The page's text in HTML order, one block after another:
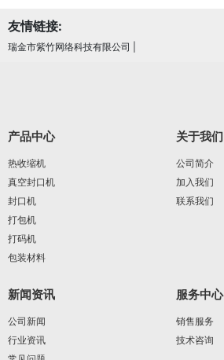
友情链接:
瑞金市紫竹网络科技有限公司
产品中心
热收缩机
真空封口机
封口机
打包机
打码机
包装材料
关于我们
公司简介
加入我们
联系我们
新闻资讯
公司新闻
行业资讯
服务中心
销售服务
技术咨询